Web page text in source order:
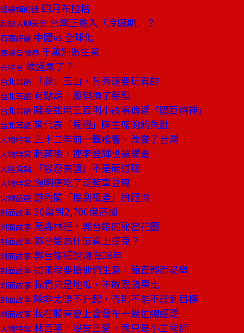
總編輯的話 四月布拉格
創辦人聊天室 台灣正進入「冷感期」？
石頭評論 中國vs.全球化
商場自慢塾 千萬別做生意
去梯言 誰過氣了？
台北耳語 「爬」玉山，呂秀蓮要玩真的
台北耳語 有點煩！殷琪換了髮型
台北耳語 陳泰銘用三百則小故事傳遞「國巨精神」
台北耳語 黨代表「見證」陳主席的鮪魚肚
人物特寫 三十二年前一聲槍響，改變了台灣
人物特寫 刺蔣後，連李登輝也被調查
大陸焦點 「容忍美國」不是硬道理
人物特寫 施明德吃了泛藍軍豆腐
火線話題 游內閣「搜刮祖產」拚經濟
封面故事 30萬到2,700億帝國
封面故事 黑森林裡，郭台銘的秘密花園
封面故事 郭台銘為什麼看上捷克？
封面故事 郭台銘細說鴻海28年
封面故事 如果我要搶他們生意，簡直輕而易舉
封面故事 我們只是地瓜，不敢跟蘋果比
封面故事 除非太陽不升起，否則不能不達到目標
封面故事 我在股東會上會發布十幾位總經理
人物特寫 林百里：沒有三愛，我只是小工程師